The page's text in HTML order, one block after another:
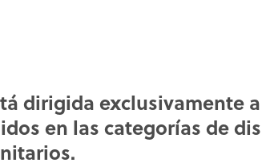
dirigida exclusivamente a
en las categorías de